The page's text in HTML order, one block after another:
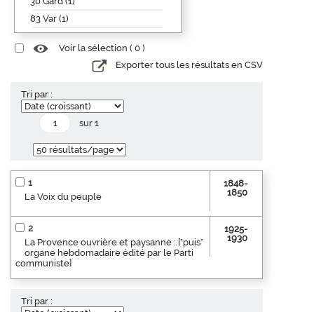
83 Var (1)
Voir la sélection ( 0 )
Exporter tous les résultats en CSV
Tri par :
sur 1
1
La Voix du peuple
1848-
1850
2
La Provence ouvrière et paysanne : ["puis"
organe hebdomadaire édité par le Parti
communiste]
1925-
1930
Tri par :